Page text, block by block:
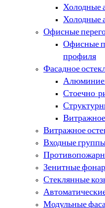
Холодные
Холодные
Офисные
Офисные
профиля
Фасадное
Стоечно-
Витражное
Входные
Зенитные
Стеклянные
Модульные